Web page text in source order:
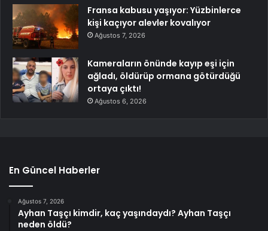
Fransa kabusu yaşıyor: Yüzbinlerce
kişi kaçıyor alevler kovalıyor
Ağustos 7, 2026
Kameraların önünde kayıp eşi için
ağladı, öldürüp ormana götürdüğü
ortaya çıktı!
Ağustos 6, 2026
En Güncel Haberler
Ağustos 7, 2026
Ayhan Taşçı kimdir, kaç yaşındaydı? Ayhan Taşçı
neden öldü?